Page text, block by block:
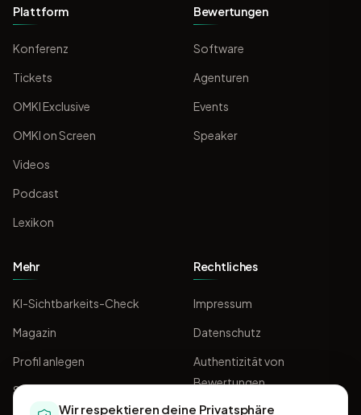
Plattform
Konferenz
Tickets
OMKI Exclusive
OMKI on Screen
Videos
Podcast
Lexikon
Bewertungen
Software
Agenturen
Events
Speaker
Mehr
KI-Sichtbarkeits-Check
Magazin
Profil anlegen
Sponsoring
Rechtliches
Impressum
Datenschutz
Authentizität von
Bewertungen
AGB
Wir respektieren deine Privatsphäre